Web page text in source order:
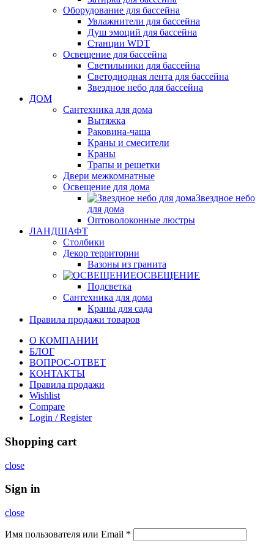
Оборудование для бассейна
Увлажнители для бассейна
Душ эмоций для бассейна
Станции WDT
Освещение для бассейна
Светильники для бассейна
Светодиодная лента для бассейна
Звездное небо для бассейна
ДОМ
Сантехника для дома
Вытяжка
Раковина-чаша
Краны и смесители
Краны
Трапы и решетки
Двери межкомнатные
Освещение для дома
Звездное небо
для дома
Оптоволоконные люстры
ЛАНДШАФТ
Столбики
Декор территории
Вазоны из гранита
ОСВЕЩЕНИЕ
Подсветка
Сантехника для дома
Краны для сада
Правила продажи товаров
О КОМПАНИИ
БЛОГ
ВОПРОС-ОТВЕТ
КОНТАКТЫ
Правила продажи
Wishlist
Compare
Login / Register
Shopping cart
close
Sign in
close
Имя пользователя или Email *